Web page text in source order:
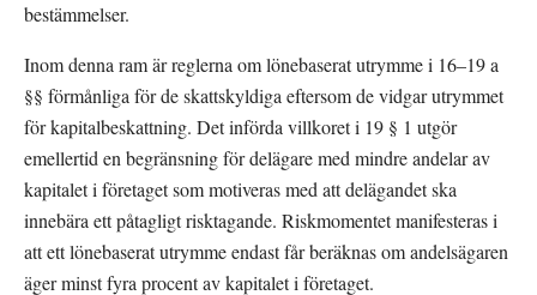
bestämmelser.
Inom denna ram är reglerna om lönebaserat utrymme i 16–19 a
§§ förmånliga för de skattskyldiga eftersom de vidgar utrymmet
för kapitalbeskattning. Det införda villkoret i 19 § 1 utgör
emellertid en begränsning för delägare med mindre andelar av
kapitalet i företaget som motiveras med att delägandet ska
innebära ett påtagligt risktagande. Riskmomentet manifesteras i
att ett lönebaserat utrymme endast får beräknas om andelsägaren
äger minst fyra procent av kapitalet i företaget.